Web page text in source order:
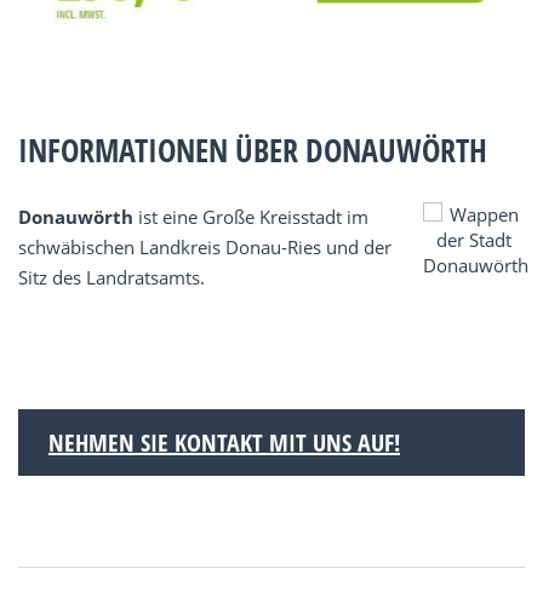
INFORMATIONEN ÜBER DONAUWÖRTH
Donauwörth ist eine Große Kreisstadt im
schwäbischen Landkreis Donau-Ries und der
Sitz des Landratsamts.
NEHMEN SIE KONTAKT MIT UNS AUF!